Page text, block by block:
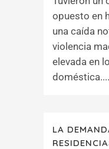
opuesto en
una caída
violencia
elevada en
doméstica....
LA